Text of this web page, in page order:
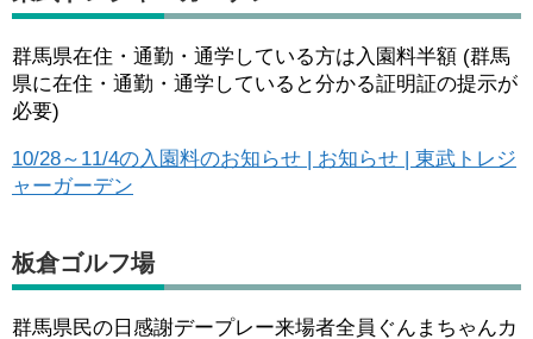
群馬県在住・通勤・通学している方は入園料半額 (群馬
県に在住・通勤・通学していると分かる証明証の提示が
必要)
10/28～11/4の入園料のお知らせ | お知らせ | 東武トレジ
ャーガーデン
板倉ゴルフ場
群馬県民の日感謝デープレー来場者全員ぐんまちゃんカ